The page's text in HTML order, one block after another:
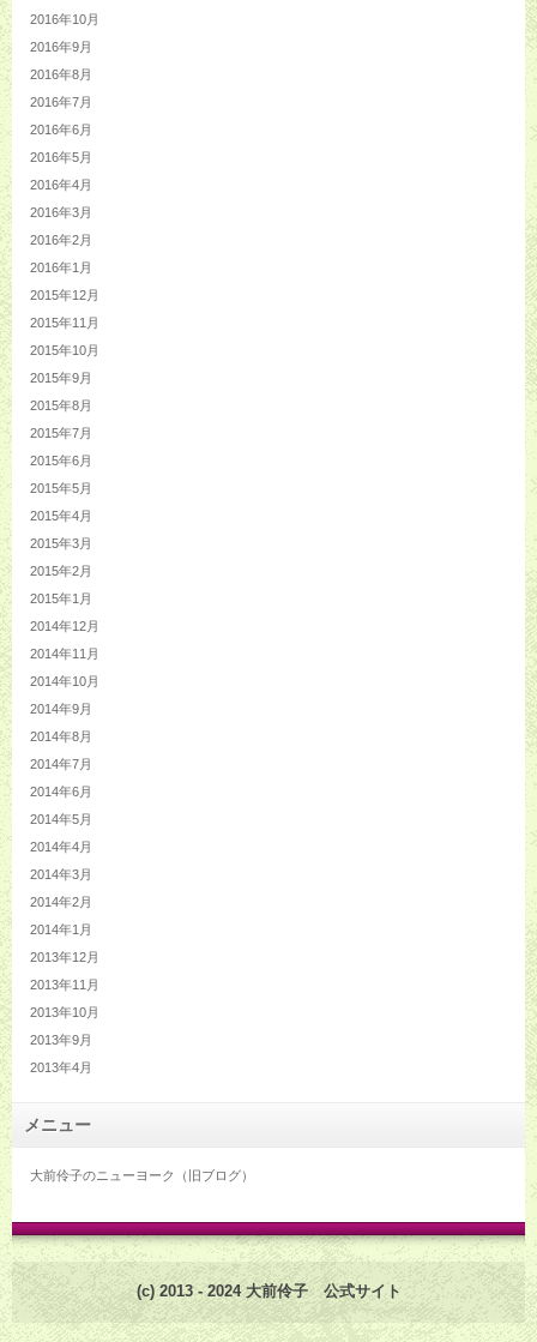
2016年10月
2016年9月
2016年8月
2016年7月
2016年6月
2016年5月
2016年4月
2016年3月
2016年2月
2016年1月
2015年12月
2015年11月
2015年10月
2015年9月
2015年8月
2015年7月
2015年6月
2015年5月
2015年4月
2015年3月
2015年2月
2015年1月
2014年12月
2014年11月
2014年10月
2014年9月
2014年8月
2014年7月
2014年6月
2014年5月
2014年4月
2014年3月
2014年2月
2014年1月
2013年12月
2013年11月
2013年10月
2013年9月
2013年4月
メニュー
大前伶子のニューヨーク（旧ブログ）
(c) 2013 - 2024 大前伶子 公式サイト